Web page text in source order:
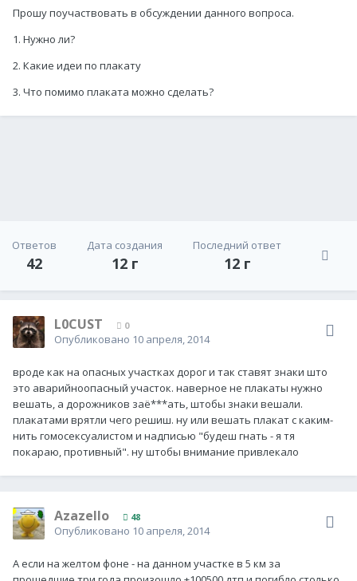
Прошу поучаствовать в обсуждении данного вопроса.
1. Нужно ли?
2. Какие идеи по плакату
3. Что помимо плаката можно сделать?
Ответов
42
Дата создания
12 г
Последний ответ
12 г
L0CUST 0
Опубликовано 10 апреля, 2014
вроде как на опасных участках дорог и так ставят знаки што
это аварийноопасный участок. наверное не плакаты нужно
вешать, а дорожников заё***ать, штобы знаки вешали.
плакатами врятли чего решиш. ну или вешать плакат с каким-
нить гомосексуалистом и надписью "будеш гнать - я тя
покараю, противный". ну штобы внимание привлекало
Azazello 48
Опубликовано 10 апреля, 2014
А если на желтом фоне - на данном участке в 5 км за